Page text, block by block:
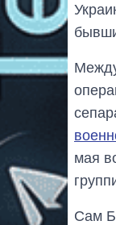
мая
Сам